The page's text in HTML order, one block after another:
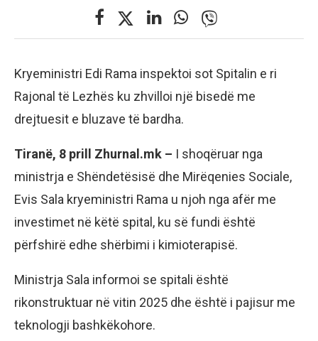
Kryeministri Edi Rama inspektoi sot Spitalin e ri
Rajonal të Lezhës ku zhvilloi një bisedë me
drejtuesit e bluzave të bardha.
Tiranë, 8 prill Zhurnal.mk – I shoqëruar nga
ministrja e Shëndetësisë dhe Mirëqenies Sociale,
Evis Sala kryeministri Rama u njoh nga afër me
investimet në këtë spital, ku së fundi është
përfshirë edhe shërbimi i kimioterapisë.
Ministrja Sala informoi se spitali është
rikonstruktuar në vitin 2025 dhe është i pajisur me
teknologji bashkëkohore.